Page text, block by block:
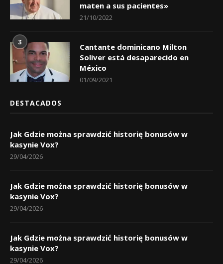
maten a sus pacientes»
21/10/2022
3
Cantante dominicano Milton
Soliver está desaparecido en
México
01/09/2021
DESTACADOS
Jak Gdzie można sprawdzić historię bonusów w
kasynie Vox?
29/04/2026
Jak Gdzie można sprawdzić historię bonusów w
kasynie Vox?
29/04/2026
Jak Gdzie można sprawdzić historię bonusów w
kasynie Vox?
29/04/2026